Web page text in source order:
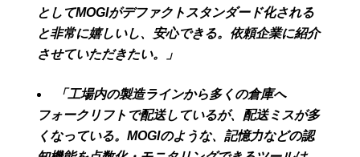
としてMOGIがデファクトスタンダード化される
と非常に嬉しいし、安心できる。依頼企業に紹介
させていただきたい。」
「工場内の製造ラインから多くの倉庫へ
フォークリフトで配送しているが、配送ミスが多
くなっている。MOGIのような、記憶力などの認